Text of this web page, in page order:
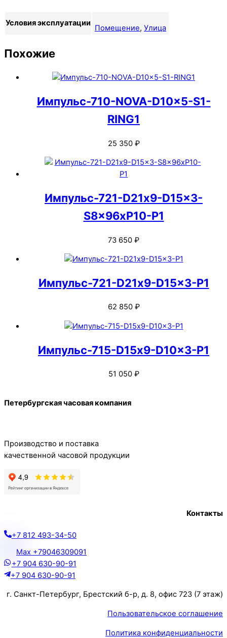
Условия эксплуатации
Помещение, Улица
Похожие
Импульс-710-NOVA-D10x5-S1-
RING1
25 350 ₽
Импульс-721-D21х9-D15x3-
S8x96xP10-P1
73 650 ₽
Импульс-721-D21х9-D15x3-P1
62 850 ₽
Импульс-715-D15х9-D10x3-P1
51 050 ₽
To
Петербургская часовая компания
Производство и поставка
качественной часовой продукции
Контакты
+7 812 493-34-50
Max +79046309091
+7 904 630-90-91
+7 904 630-90-91
г. Санкт-Петербург, Брестский б-р, д. 8, офис 723 (7 этаж)
Пользовательское соглашение
Политика конфиденциальности